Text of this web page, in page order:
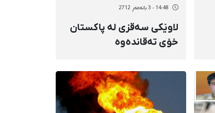
14:48 - 3 بانەمەڕ 2712
لاوێكی سەقزی لە پاكستان
خۆی تەقاندەوە